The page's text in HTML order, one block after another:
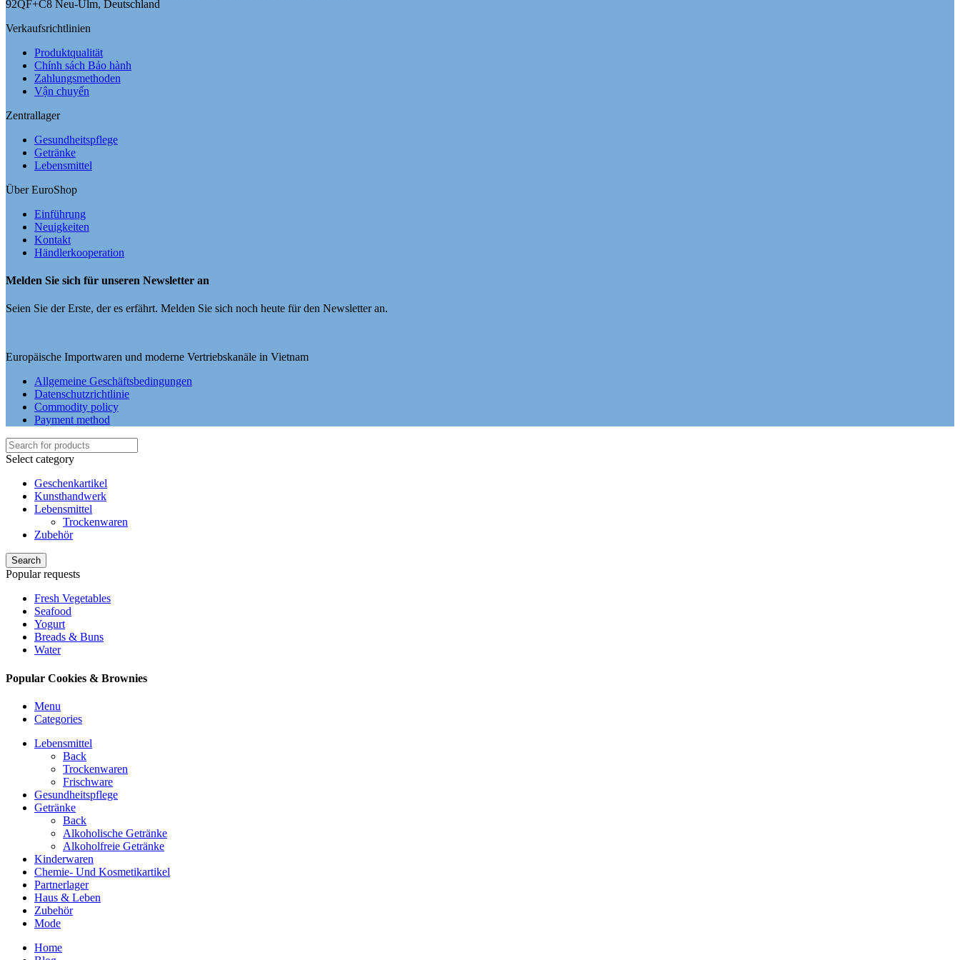
92QF+C8 Neu-Ulm, Deutschland
Verkaufsrichtlinien
Produktqualität
Chính sách Bảo hành
Zahlungsmethoden
Vận chuyển
Zentrallager
Gesundheitspflege
Getränke
Lebensmittel
Über EuroShop
Einführung
Neuigkeiten
Kontakt
Händlerkooperation
Melden Sie sich für unseren Newsletter an
Seien Sie der Erste, der es erfährt. Melden Sie sich noch heute für den Newsletter an.
Europäische Importwaren und moderne Vertriebskanäle in Vietnam
Allgemeine Geschäftsbedingungen
Datenschutzrichtlinie
Commodity policy
Payment method
Select category
Geschenkartikel
Kunsthandwerk
Lebensmittel
Trockenwaren
Zubehör
Search
Popular requests
Fresh Vegetables
Seafood
Yogurt
Breads & Buns
Water
Popular Cookies & Brownies
Menu
Categories
Lebensmittel
Back
Trockenwaren
Frischware
Gesundheitspflege
Getränke
Back
Alkoholische Getränke
Alkoholfreie Getränke
Kinderwaren
Chemie- Und Kosmetikartikel
Partnerlager
Haus & Leben
Zubehör
Mode
Home